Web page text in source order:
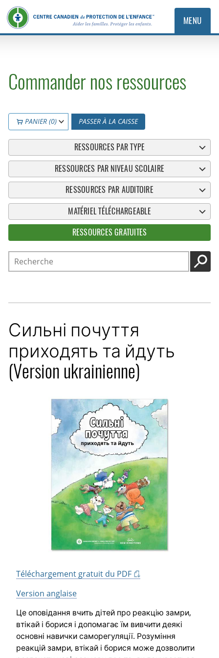
MENU
Commander nos ressources
PANIER (0) PASSER À LA CAISSE
RESSOURCES PAR TYPE
RESSOURCES PAR NIVEAU SCOLAIRE
RESSOURCES PAR AUDITOIRE
MATÉRIEL TÉLÉCHARGEABLE
RESSOURCES GRATUITES
Recherche
Сильні почуття
приходять та йдуть
(Version ukrainienne)
Téléchargement gratuit du PDF
Version anglaise
Це оповідання вчить дітей про реакцію замри,
втікай і борися і допомагає їм вивчити деякі
основні навички саморегуляції. Розуміння
реакцій замри, втікай і борися може дозволити